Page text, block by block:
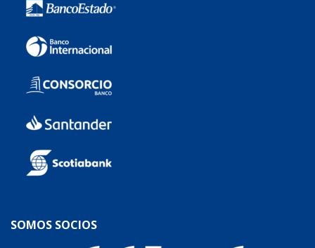
SOMOS SOCIOS